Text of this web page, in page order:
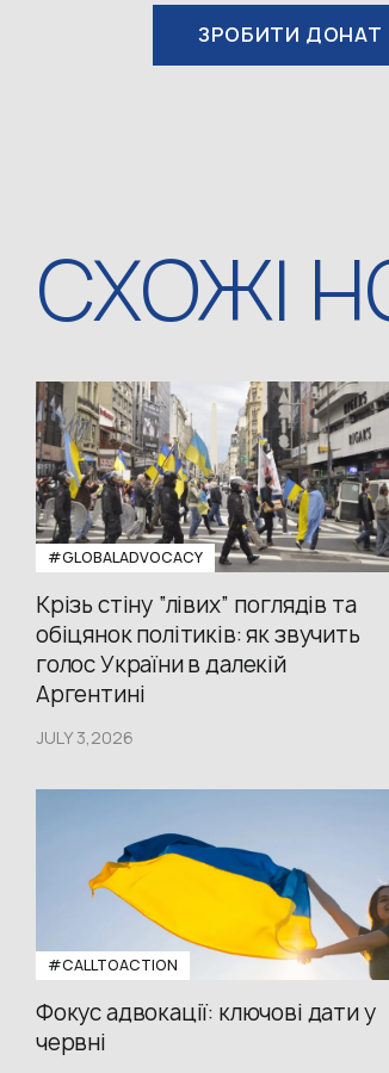
ЗРОБИТИ ДОНАТ
СХОЖІ
#GLOBALADVOCACY
Крізь стіну “лівих” поглядів та
обіцянок політиків: як звучить
голос України в далекій
Аргентині
JULY 3,2026
#CALLTOACTION
Фокус адвокації: ключові дати у
червні